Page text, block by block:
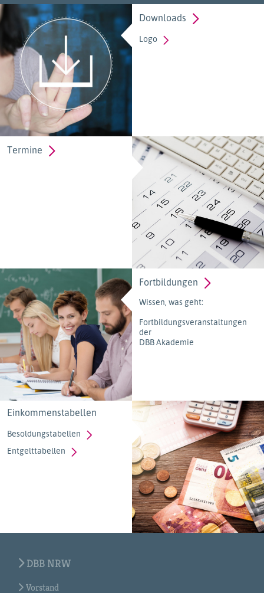
Downloads
Logo
Termine
Fortbildungen
Wissen, was geht:
Fortbildungsveranstaltungen
der
DBB Akademie
Einkommenstabellen
Besoldungstabellen
Entgelttabellen
DBB NRW
Vorstand